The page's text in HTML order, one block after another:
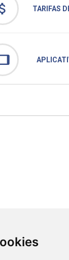
TARIFAS